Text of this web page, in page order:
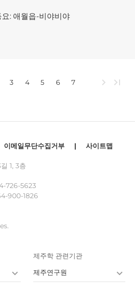
: 애월읍-비야비야
3 4 5 6 7 chevron_right last_page
이메일무단수집거부 | 사이트맵
1, 3층
726-5623
900-1826
제주학 관련기관
제주연구원